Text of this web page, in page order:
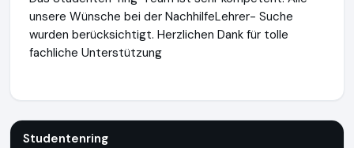
unsere Wünsche bei der NachhilfeLehrer- Suche
wurden berücksichtigt. Herzlichen Dank für tolle
fachliche Unterstützung
Studentenring